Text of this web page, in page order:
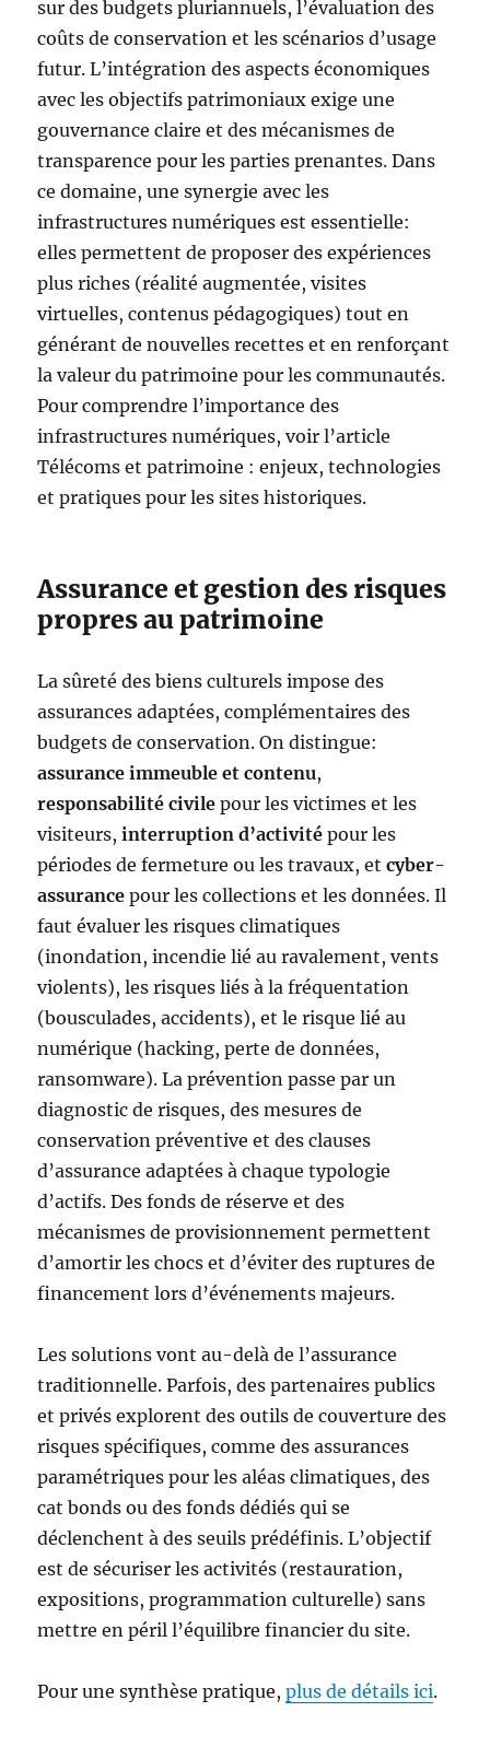
sur des budgets pluriannuels, l’évaluation des
coûts de conservation et les scénarios d’usage
futur. L’intégration des aspects économiques
avec les objectifs patrimoniaux exige une
gouvernance claire et des mécanismes de
transparence pour les parties prenantes. Dans
ce domaine, une synergie avec les
infrastructures numériques est essentielle:
elles permettent de proposer des expériences
plus riches (réalité augmentée, visites
virtuelles, contenus pédagogiques) tout en
générant de nouvelles recettes et en renforçant
la valeur du patrimoine pour les communautés.
Pour comprendre l’importance des
infrastructures numériques, voir l’article
Télécoms et patrimoine : enjeux, technologies
et pratiques pour les sites historiques.
Assurance et gestion des risques
propres au patrimoine
La sûreté des biens culturels impose des
assurances adaptées, complémentaires des
budgets de conservation. On distingue:
assurance immeuble et contenu,
responsabilité civile pour les victimes et les
visiteurs,interruption d’activité pour les
périodes de fermeture ou les travaux, etcyber-
assurance pour les collections et les données. Il
faut évaluer les risques climatiques
(inondation, incendie lié au ravalement, vents
violents), les risques liés à la fréquentation
(bousculades, accidents), et le risque lié au
numérique (hacking, perte de données,
ransomware). La prévention passe par un
diagnostic de risques, des mesures de
conservation préventive et des clauses
d’assurance adaptées à chaque typologie
d’actifs. Des fonds de réserve et des
mécanismes de provisionnement permettent
d’amortir les chocs et d’éviter des ruptures de
financement lors d’événements majeurs.
Les solutions vont au-delà de l’assurance
traditionnelle. Parfois, des partenaires publics
et privés explorent des outils de couverture des
risques spécifiques, comme des assurances
paramétriques pour les aléas climatiques, des
cat bonds ou des fonds dédiés qui se
déclenchent à des seuils prédéfinis. L’objectif
est de sécuriser les activités (restauration,
expositions, programmation culturelle) sans
mettre en péril l’équilibre financier du site.
Pour une synthèse pratique,plus de détails ici.